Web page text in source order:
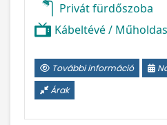
Privát fürdőszoba
Kábeltévé /
További információ
Árak